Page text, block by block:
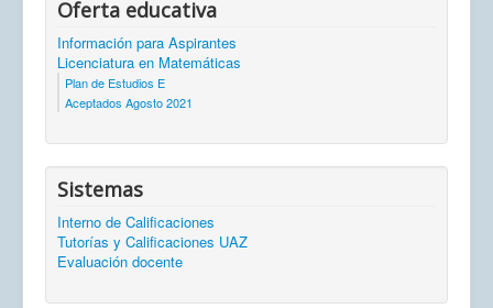
Oferta educativa
Información para Aspirantes
Licenciatura en Matemáticas
Plan de Estudios E
Aceptados Agosto 2021
Sistemas
Interno de Calificaciones
Tutorías y Calificaciones UAZ
Evaluación docente